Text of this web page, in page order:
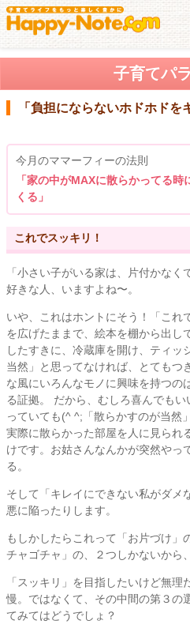
子育てパ
「負担にならないホドホドを
今月のママーフィーの法則
「家の中がMAXに散らかってる
くる」
これでスッキリ！
「小さい子がいる家は、片付かな
好きな人、いますよね〜。
いや、これはホントにそう！「これ
を広げたままで、絵本を棚から出し
したすきに、冷蔵庫を開け、ティ
当然」と思ってなければ、とてもつ
な風にいろんなモノに興味を持つの
る証拠。 だから、むしろ喜んでも
っていても(^ ^;「散らかすのが当然
実際に散らかった部屋を人に見られ
けです。お姑さんなんかが突然やっ
る。
そして「キレイにできない私がダメ
悪に陥ったりします。
もしかしたらこれって「お片づけ」
チャゴチャ」の、２つしかないから
「スッキリ」を目指したいけど無
慢。ではなくて、その中間の第３の
てみてはどうでしょ？